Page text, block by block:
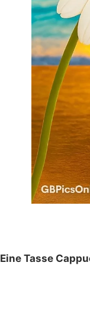
Eine Tasse